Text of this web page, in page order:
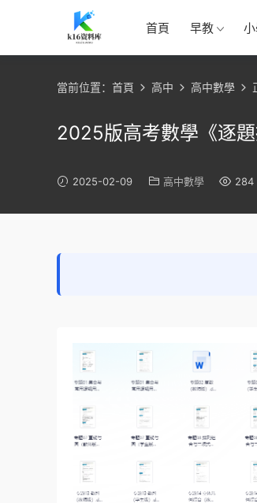
首頁 早教
當前位置： 首頁 高中 高中數學
2025版高考數學《逐
2025-02-09 高中數學 284